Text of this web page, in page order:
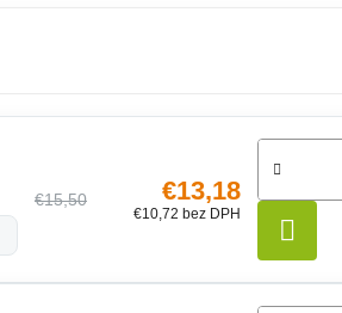
€15,50 €13,18
€10,72 bez DPH